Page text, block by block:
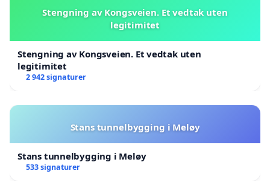
Stengning av Kongsveien. Et vedtak uten
legitimitet
Stengning av Kongsveien. Et vedtak uten
legitimitet
2 942 signaturer
Stans tunnelbygging i Meløy
Stans tunnelbygging i Meløy
533 signaturer